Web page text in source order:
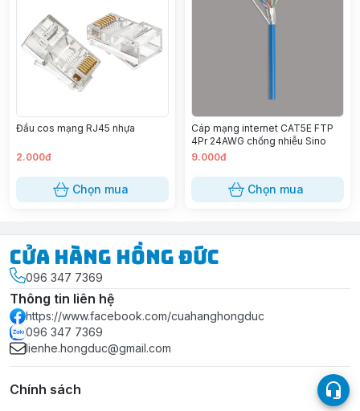
Đầu cos mạng RJ45 nhựa
2.000đ
Chọn mua
Cáp mạng internet CAT5E FTP
4Pr 24AWG chống nhiễu Sino
9.000đ
Chọn mua
Cửa Hàng Hồng Đức
096 347 7369
Thông tin liên hệ
https://www.facebook.com/cuahanghongduc
096 347 7369
lienhe.hongduc@gmail.com
Chính sách